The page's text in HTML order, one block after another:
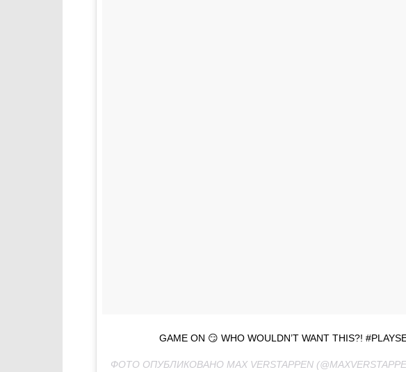
GAME ON 😏 WHO WOULDN’T WANT THIS?!
ФОТО ОПУБЛИКОВАНО MAX VERSTAPPEN